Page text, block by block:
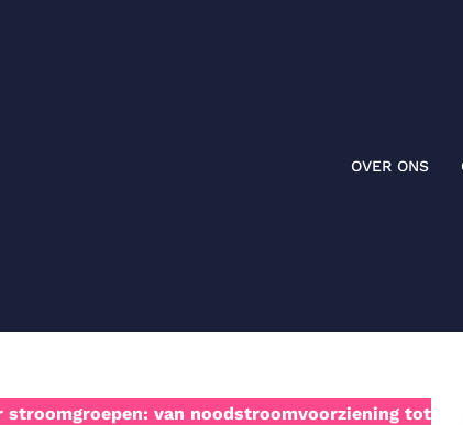
OVER ONS
stroomgroepen: van noodstroomvoorziening tot